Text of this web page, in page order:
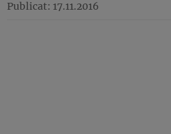
Publicat: 17.11.2016